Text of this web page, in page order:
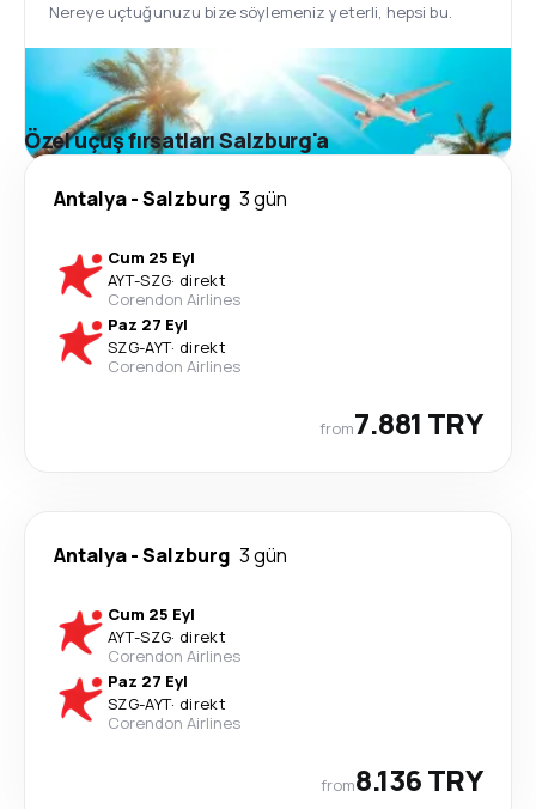
Nereye uçtuğunuzu bize söylemeniz yeterli, hepsi bu.
Özel uçuş fırsatları Salzburg'a
Antalya-Salzburg 3 gün
Cum 25 Eyl
AYT-SZG· direkt
Corendon Airlines
Paz 27 Eyl
SZG-AYT· direkt
Corendon Airlines
from7.881 TRY
Antalya-Salzburg 3 gün
Cum 25 Eyl
AYT-SZG· direkt
Corendon Airlines
Paz 27 Eyl
SZG-AYT· direkt
Corendon Airlines
from8.136 TRY